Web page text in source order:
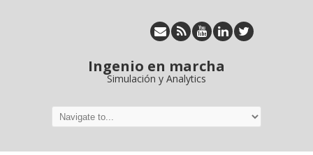
Ingenio en marcha
Simulación y Analytics